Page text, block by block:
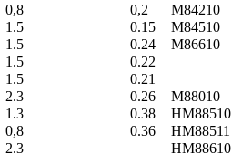
0,8 0,2
M84210
1.5 0.15
M84510
1.5 0.24
M86610
1.5
0.22
1.5
0.21
2.3 0.26
M88010
1.3 0.38
HM88510
0,8 0.36
HM88511
2.3
HM88610